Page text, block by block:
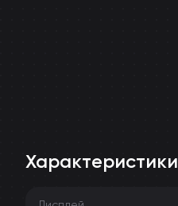
Характеристики